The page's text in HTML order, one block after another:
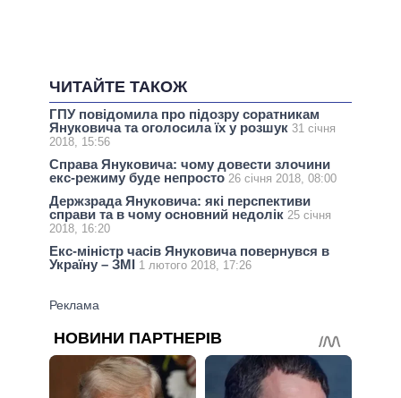
ЧИТАЙТЕ ТАКОЖ
ГПУ повідомила про підозру соратникам
Януковича та оголосила їх у розшук 31 січня
2018, 15:56
Справа Януковича: чому довести злочини
екс-режиму буде непросто 26 січня 2018, 08:00
Держзрада Януковича: які перспективи
справи та в чому основний недолік 25 січня
2018, 16:20
Екс-міністр часів Януковича повернувся в
Україну – ЗМІ 1 лютого 2018, 17:26